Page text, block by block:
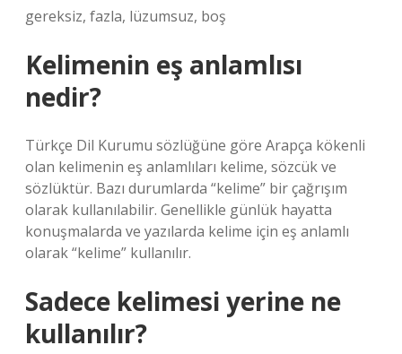
gereksiz, fazla, lüzumsuz, boş
Kelimenin eş anlamlısı
nedir?
Türkçe Dil Kurumu sözlüğüne göre Arapça kökenli
olan kelimenin eş anlamlıları kelime, sözcük ve
sözlüktür. Bazı durumlarda “kelime” bir çağrışım
olarak kullanılabilir. Genellikle günlük hayatta
konuşmalarda ve yazılarda kelime için eş anlamlı
olarak “kelime” kullanılır.
Sadece kelimesi yerine ne
kullanılır?